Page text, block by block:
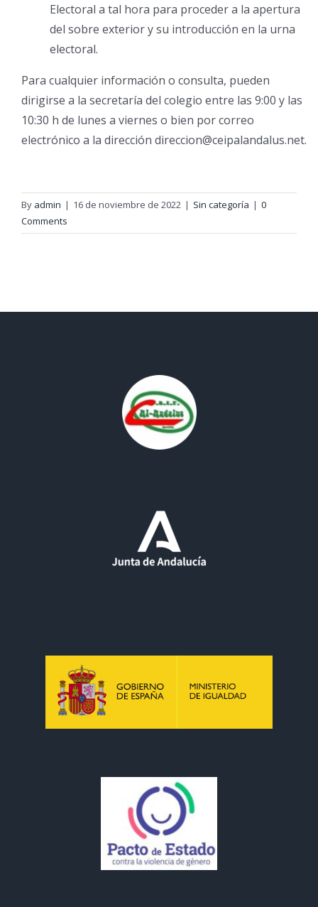
Electoral a tal hora para proceder a la apertura
del sobre exterior y su introducción en la urna
electoral.
Para cualquier información o consulta, pueden
dirigirse a la secretaría del colegio entre las 9:00 y las
10:30 h de lunes a viernes o bien por correo
electrónico a la dirección direccion@ceipalandalus.net.
By admin | 16 de noviembre de 2022 | Sin categoría | 0
Comments